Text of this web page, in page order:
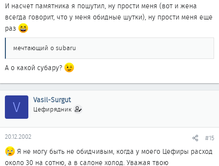
И насчет памятника я пошутил, ну прости меня (вот и жена
всегда говорит, что у меня обидные шутки), ну прости меня еще
раз
мечтающий о subaru
А о какой субару?
V Vasil-Surgut
Цефирядник
20.12.2002 #15
Я не могу быть не обидчивым, когда у моего Цефиры расход
около 30 на сотню, а в салоне холод. Уважая твою